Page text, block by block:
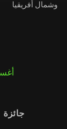
وشمال أفريقيا
جائزة